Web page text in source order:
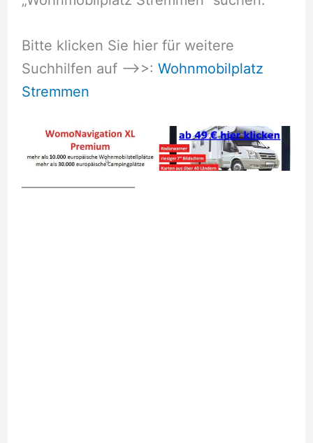
Bitte klicken Sie hier für weitere
Suchhilfen auf –>>: Wohnmobilplatz
Stremmen